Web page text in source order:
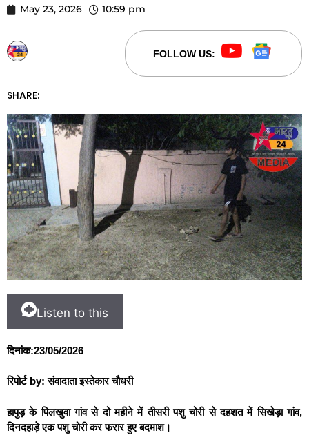
May 23, 2026 10:59 pm
STARBHARATNEWS24 FOLLOW US:
SHARE:
Listen to this
दिनांक:23/05/2026
रिपोर्ट by: संवादाता इस्तेकार चौधरी
हापुड़ के पिलखुवा गांव से दो महीने में तीसरी पशु चोरी से दहशत में सिखेड़ा गांव,
दिनदहाड़े एक पशु चोरी कर फरार हुए बदमाश।